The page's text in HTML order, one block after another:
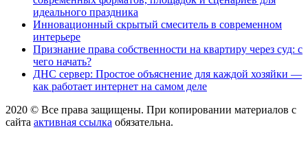
идеального праздника
Инновационный скрытый смеситель в современном
интерьере
Признание права собственности на квартиру через суд: с
чего начать?
ДНС сервер: Простое объяснение для каждой хозяйки —
как работает интернет на самом деле
2020 © Все права защищены. При копировании материалов с
сайта активная ссылка обязательна.